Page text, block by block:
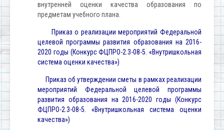
внутренней оценки качества образования по
предметам учебного плана.
Приказ о реализации мероприятий Федеральной
целевой программы развития образования на 2016-
2020 годы (Конкурс ФЦПРО-2.3-08-5. «Внутришкольная
система оценки качества»)
Приказ об утверждении сметы в рамках реализации
мероприятий Федеральной целевой программы
развития образования на 2016-2020 годы (Конкурс
ФЦПРО-2.3-08-5. «Внутришкольная система оценки
качества»)